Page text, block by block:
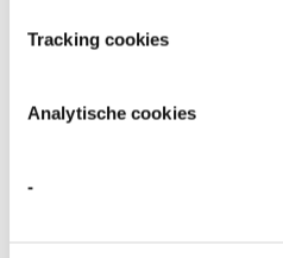
Tracking cookies
Analytische cookies
-